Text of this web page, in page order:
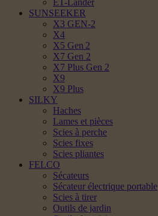
ET-Lander
SUNSEEKER
X3 GEN-2
X4
X5 Gen 2
X7 Gen 2
X7 Plus Gen 2
X9
X9 Plus
SILKY
Haches
Lames et pièces
Scies à perche
Scies fixes
Scies pliantes
FELCO
Sécateurs
Sécateur électrique portable
Scies à tirer
Outils de jardin